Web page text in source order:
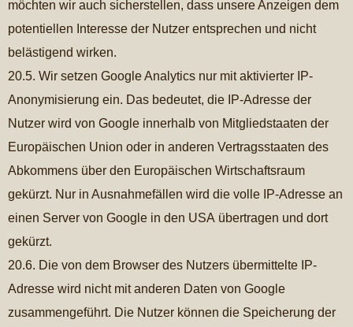
möchten wir auch sicherstellen, dass unsere Anzeigen dem
potentiellen Interesse der Nutzer entsprechen und nicht
belästigend wirken.
20.5. Wir setzen Google Analytics nur mit aktivierter IP-
Anonymisierung ein. Das bedeutet, die IP-Adresse der
Nutzer wird von Google innerhalb von Mitgliedstaaten der
Europäischen Union oder in anderen Vertragsstaaten des
Abkommens über den Europäischen Wirtschaftsraum
gekürzt. Nur in Ausnahmefällen wird die volle IP-Adresse an
einen Server von Google in den USA übertragen und dort
gekürzt.
20.6. Die von dem Browser des Nutzers übermittelte IP-
Adresse wird nicht mit anderen Daten von Google
zusammengeführt. Die Nutzer können die Speicherung der